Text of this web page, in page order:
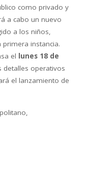
como privado y
a cabo un nuevo
a los niños,
instancia.
el lunes 18 de
detalles operativos
el lanzamiento de